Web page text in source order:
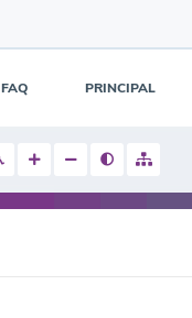
FAQ PRINCIPAL